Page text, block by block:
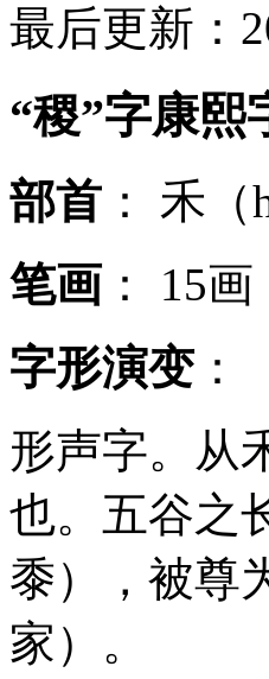
最后更新：
“稷”字康熙
部首 ： 禾
笔画 ： 15
字形演变：
形声字。从
也。五谷之
黍），被尊
家）。